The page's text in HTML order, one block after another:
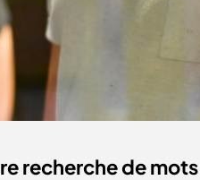
recherche de